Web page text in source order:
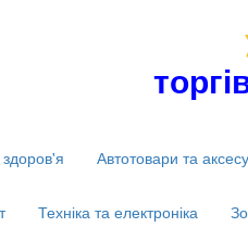
здоров'я Автотовари та
Техніка та електроніка